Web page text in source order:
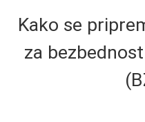
Kako se
za